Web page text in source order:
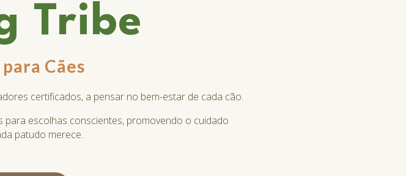
Tribe
Cães
certificados, a pensar no bem-estar de cada cão.
escolhas conscientes, promovendo o cuidado
patudo merece.